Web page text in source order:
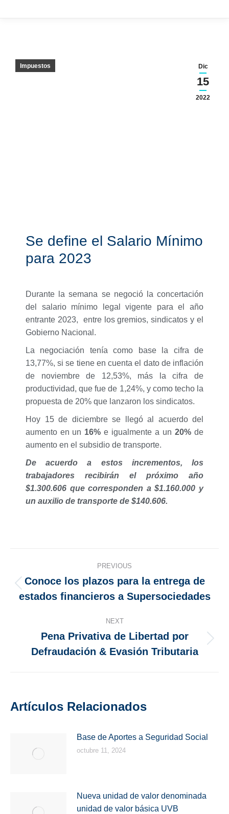
Dic
15
2022
Impuestos
Se define el Salario Mínimo
para 2023
Durante la semana se negoció la concertación
del salario mínimo legal vigente para el año
entrante 2023, entre los gremios, sindicatos y el
Gobierno Nacional.
La negociación tenía como base la cifra de
13,77%, si se tiene en cuenta el dato de inflación
de noviembre de 12,53%, más la cifra de
productividad, que fue de 1,24%, y como techo la
propuesta de 20% que lanzaron los sindicatos.
Hoy 15 de diciembre se llegó al acuerdo del
aumento en un 16% e igualmente a un 20% de
aumento en el subsidio de transporte.
De acuerdo a estos incrementos, los
trabajadores recibirán el próximo año
$1.300.606 que corresponden a $1.160.000 y
un auxilio de transporte de $140.606.
PREVIOUS
Conoce los plazos para la entrega de
estados financieros a Supersociedades
NEXT
Pena Privativa de Libertad por
Defraudación & Evasión Tributaria
Artículos Relacionados
Base de Aportes a Seguridad Social
octubre 11, 2024
Nueva unidad de valor denominada
unidad de valor básica UVB